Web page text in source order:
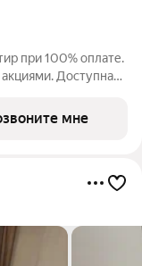
при 100% оплате.
Доступна
ЖК
мне